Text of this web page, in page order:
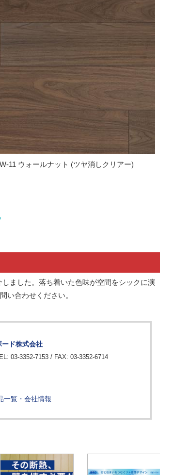
11 ウォールナット (ツヤ消しクリアー)
ました。落ち着いた色味が空間をシックに演
い合わせください。
ード株式会社
03-3352-7153 / FAX: 03-3352-6714
一覧・会社情報